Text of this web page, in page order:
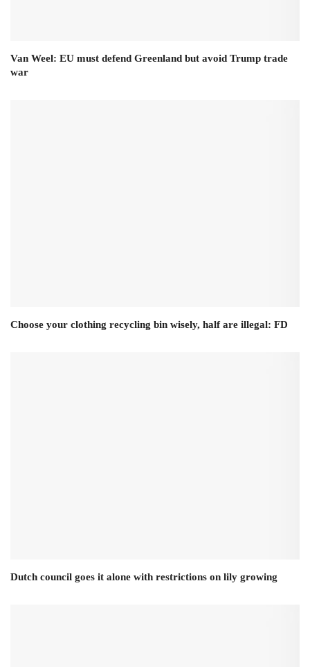
Van Weel: EU must defend Greenland but avoid Trump trade
war
Choose your clothing recycling bin wisely, half are illegal: FD
Dutch council goes it alone with restrictions on lily growing